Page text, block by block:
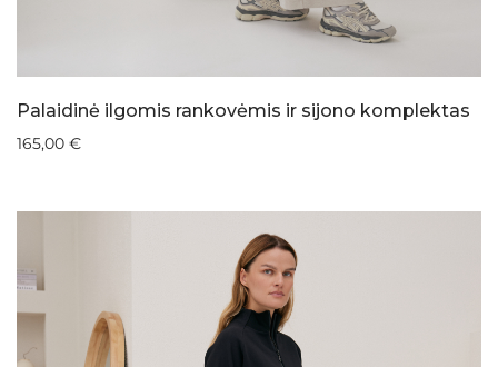
Palaidinė ilgomis rankovėmis ir sijono komplektas
165,00 €